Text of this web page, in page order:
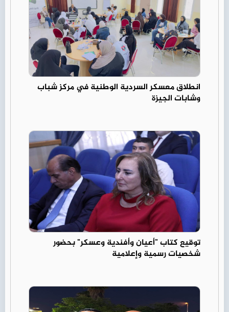
انطلاق معسكر السردية الوطنية في مركز شباب
وشابات الجيزة
توقيع كتاب "أعيان وأفندية وعسكر" بحضور
شخصيات رسمية وإعلامية